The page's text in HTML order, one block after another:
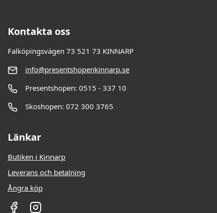
Kontakta oss
Falköpingsvägen 73 521 73 KINNARP
info@presentshopenkinnarp.se
Presentshopen: 0515 - 337 10
Skoshopen: 072 300 3765
Länkar
Butiken i Kinnarp
Leverans och betalning
Ångra köp